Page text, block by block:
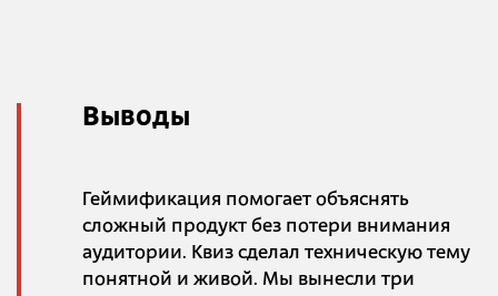
Выводы
Геймификация помогает объяснять
сложный продукт без потери внимания
аудитории. Квиз сделал техническую тему
понятной и живой. Мы вынесли три